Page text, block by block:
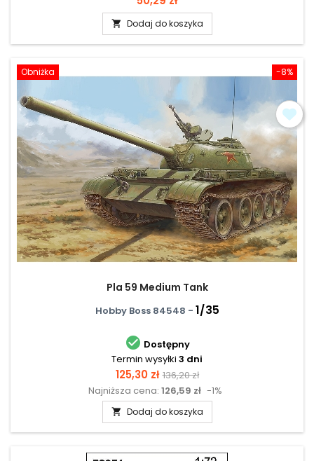
 Dodaj do koszyka
-8%
Obniżka
Pla 59 Medium Tank
Hobby Boss 84548 - 1/35
 Dostępny
Termin wysyłki 3 dni
Cena
125,30 zł Cena
podstawowa
136,20 zł
Najniższa cena: 126,59 zł -1%
 Dodaj do koszyka